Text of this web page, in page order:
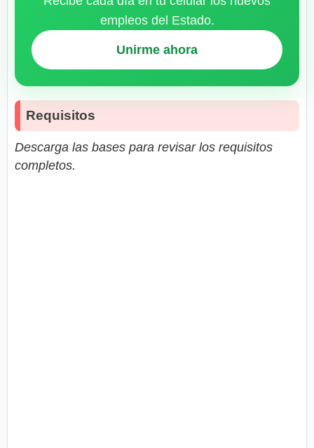
empleos del Estado.
Unirme ahora
Requisitos
Descarga las bases para revisar los requisitos
completos.